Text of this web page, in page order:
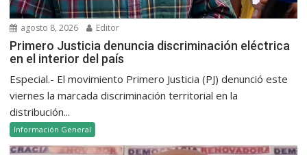
agosto 8, 2026 Editor
Primero Justicia denuncia discriminación eléctrica
en el interior del país
Especial.- El movimiento Primero Justicia (PJ) denunció este
viernes la marcada discriminación territorial en la
distribución...
Información General